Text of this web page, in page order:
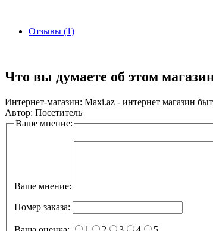
Отзывы (1)
Что вы думаете об этом
Интернет-магазин: Maxi.az - интернет магазин
Автор: Посетитель
Ваше мнение:
Ваше мнение:
Номер заказа: